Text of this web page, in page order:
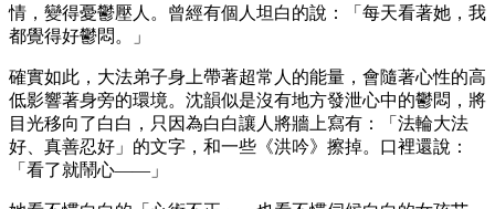
情，變得憂鬱壓人。曾經有個人坦白的說：「每天看著她，我
都覺得好鬱悶。」
確實如此，大法弟子身上帶著超常人的能量，會隨著心性的高
低影響著身旁的環境。沈韻似是沒有地方發泄心中的鬱悶，將
目光移向了白白，只因為白白讓人將牆上寫有：「法輪大法
好、真善忍好」的文字，和一些《洪吟》擦掉。口裡還說：
「看了就鬧心——」